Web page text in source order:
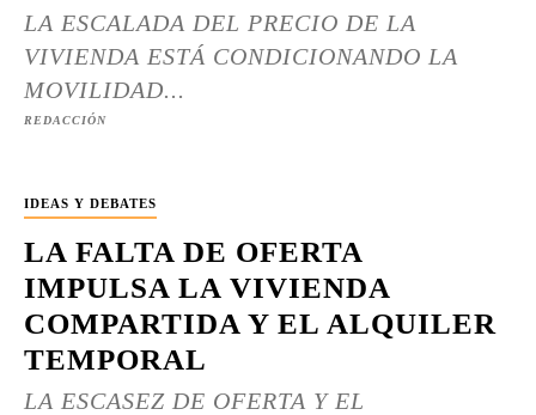
LA ESCALADA DEL PRECIO DE LA
VIVIENDA ESTÁ CONDICIONANDO LA
MOVILIDAD...
REDACCIÓN
IDEAS Y DEBATES
LA FALTA DE OFERTA
IMPULSA LA VIVIENDA
COMPARTIDA Y EL ALQUILER
TEMPORAL
LA ESCASEZ DE OFERTA Y EL